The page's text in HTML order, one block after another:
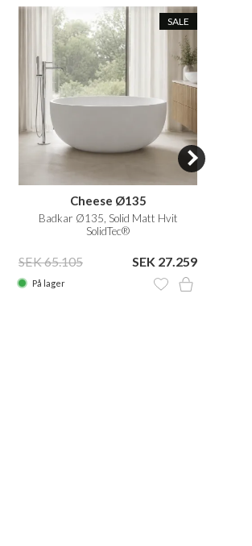
SALE
Cheese Ø135
Badkar Ø135, Solid Matt Hvit
SolidTec®
SEK 65.105 SEK 27.259
På lager